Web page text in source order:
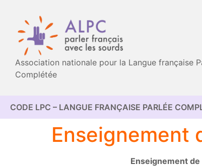
Association nationale pour la Langue française
Complétée
CODE LPC – LANGUE FRANÇAISE PARLÉE
Enseignement
Enseignement